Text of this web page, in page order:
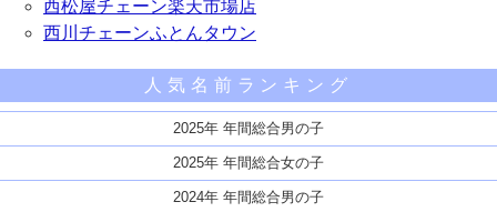
西松屋チェーン楽天市場店
西川チェーンふとんタウン
人気名前ランキング
2025年 年間総合男の子
2025年 年間総合女の子
2024年 年間総合男の子